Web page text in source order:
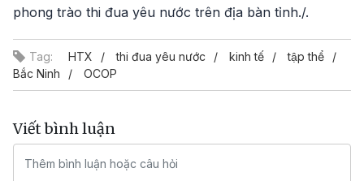
phong trào thi đua yêu nước trên địa bàn tỉnh./.
Tag: HTX thi đua yêu nước kinh tế
tập thể
Bắc Ninh
OCOP
Viết bình luận